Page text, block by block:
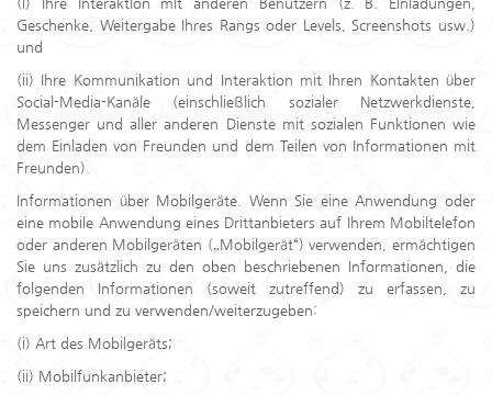
Geschenke, Weitergabe Ihres Rangs oder Levels, Screenshots usw.)
und
(ii) Ihre Kommunikation und Interaktion mit Ihren Kontakten über
Social-Media-Kanäle (einschließlich sozialer Netzwerkdienste,
Messenger und aller anderen Dienste mit sozialen Funktionen wie
dem Einladen von Freunden und dem Teilen von Informationen mit
Freunden).
Informationen über Mobilgeräte. Wenn Sie eine Anwendung oder
eine mobile Anwendung eines Drittanbieters auf Ihrem Mobiltelefon
oder anderen Mobilgeräten („Mobilgerät“) verwenden, ermächtigen
Sie uns zusätzlich zu den oben beschriebenen Informationen, die
folgenden Informationen (soweit zutreffend) zu erfassen, zu
speichern und zu verwenden/weiterzugeben:
(i) Art des Mobilgeräts;
(ii) Mobilfunkanbieter;